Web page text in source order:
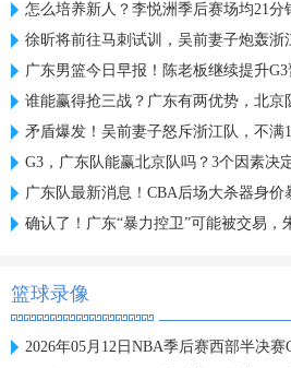
怎么培养新人？李悦洲季后赛场均21分
徐昕将前往马刺试训，吴前妻子炮轰浙江
广东男篮今日早报！陈老板继续提升G3晋级奖金，国际
谁能赢得抢三战？广东有两优势，北京队
矛盾爆发！吴前妻子怒斥浙江队，不满
G3，广东队能赢北京队吗？3个因素决
广东队最新消息！CBA后场大杀器身价
确认了！广东“暴力控卫”可能被交易，
篮球录像
2026年05月12日NBA季后赛西部半决